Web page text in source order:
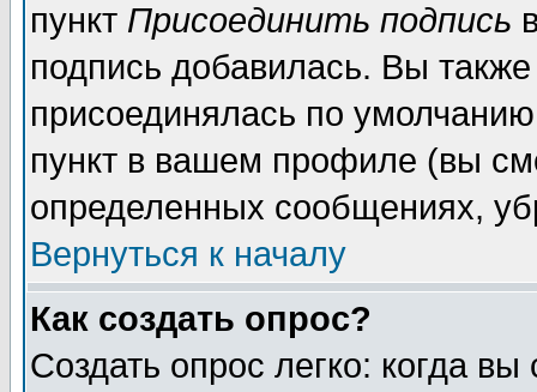
пункт Присоединить подпись
подпись добавилась. Вы
присоединялась по
пункт в вашем профиле (вы
определенных сообщениях,
Вернуться к началу
Как создать опрос?
Создать опрос легко: когда